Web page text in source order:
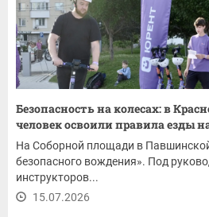
Безопасность на колесах: в
человек освоили правила езды
На Соборной площади в
безопасного вождения». Под
инструкторов...
15.07.2026